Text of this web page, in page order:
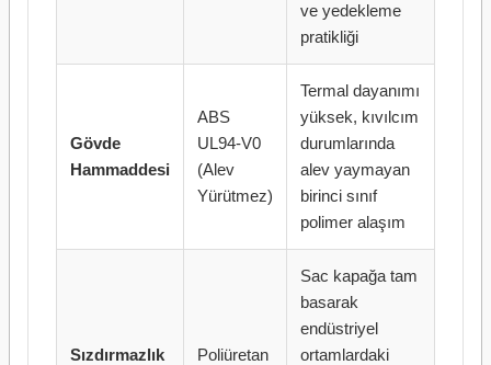
ve yedekleme
pratikliği
Gövde
Hammaddesi
ABS
UL94-V0
(Alev
Yürütmez)
Termal dayanımı
yüksek, kıvılcım
durumlarında
alev yaymayan
birinci sınıf
polimer alaşım
Sızdırmazlık
Poliüretan
Sac kapağa tam
basarak
endüstriyel
ortamlardaki